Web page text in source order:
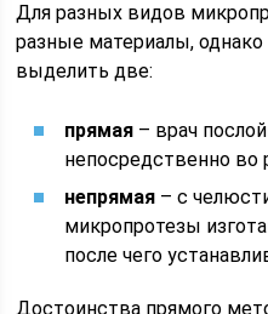
Для разных видов
разные материалы,
выделить две:
прямая – врач
непосредственно во
непрямая – с
микропротезы
после чего
Достоинства прямого